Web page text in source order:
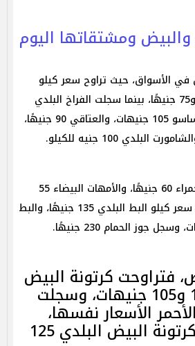
والبيض ومشتقاتها اليوم
في الأسواق، حيث تراوح سعر كيلو
الفراخ البيضاء بين 70 و75 جنيهًا، بينما سجلت الفراخ البلدي
120 جنيهًا، والفراخ الساسو 105 جنيهات، والعتاقي 90 جنيهًا،
كما سجلت الأمهات الحمراء 60 جنيهًا، والأمهات البيضاء 55
جنيهًا للكيلو، فيما بلغ سعر كيلو البط البلدي 135 جنيهًا، والبط
فتراوحت كرتونة البيض
الأبيض بين 100 و105 جنيهات، وسجلت
الأسعار نفسها،
بينما بلغ سعر كرتونة البيض البلدي 125